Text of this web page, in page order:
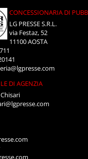
CONCESSIONARIA DI
LG PRESSE S.R.L.
via Festaz, 52
11100 AOSTA
DI AGENZIA